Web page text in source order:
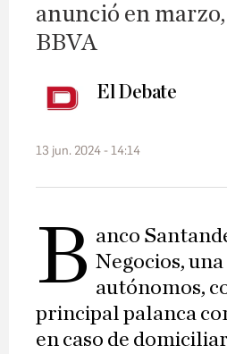
anunció en
BBVA
El Debate
13 jun. 2024 - 14:14
B anco
Negocios,
autónomos,
principal palanca
en caso de